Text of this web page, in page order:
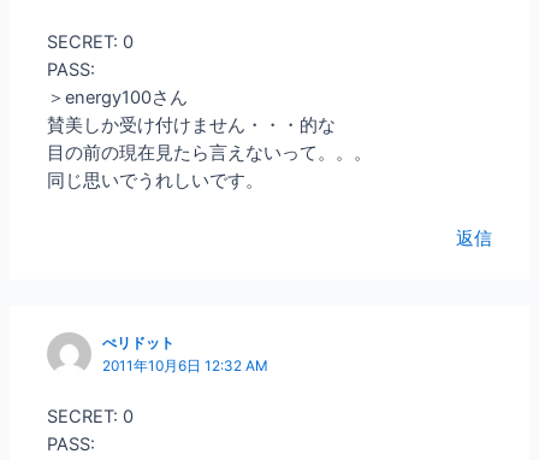
SECRET: 0
PASS:
＞energy100さん
賛美しか受け付けません・・・的な
目の前の現在見たら言えないって。。。
同じ思いでうれしいです。
返信
ぺリドット
2011年10月6日 12:32 AM
SECRET: 0
PASS: